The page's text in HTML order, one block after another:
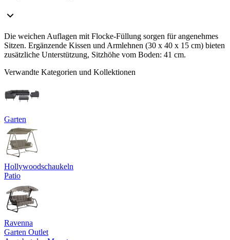
Die weichen Auflagen mit Flocke-Füllung sorgen für angenehmes
Sitzen. Ergänzende Kissen und Armlehnen (30 x 40 x 15 cm) bieten
zusätzliche Unterstützung, Sitzhöhe vom Boden: 41 cm.
Verwandte Kategorien und Kollektionen
Garten
Hollywoodschaukeln
Patio
Ravenna
Garten Outlet